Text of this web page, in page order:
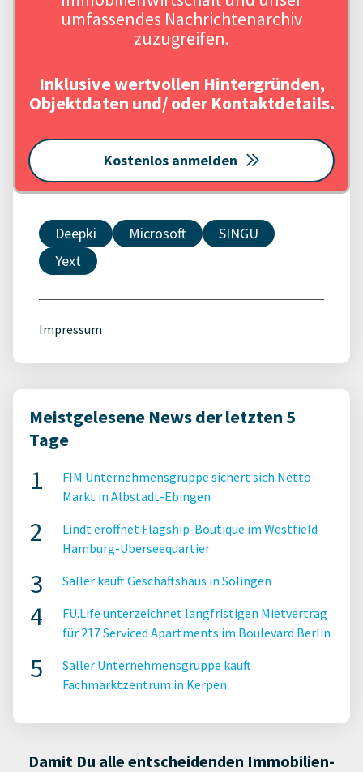
umfassendes Nachrichtenarchiv
zuzugreifen.
Inklusive wertvollen Hintergründen,
Objektdaten und/ oder Kontaktdetails.
Kostenlos anmelden
Deepki Microsoft
SINGU
Yext
Impressum
Meistgelesene News der letzten 5
Tage
FIM Unternehmensgruppe sichert sich Netto-
Markt in Albstadt-Ebingen
Lindt eröffnet Flagship-Boutique im Westfield
Hamburg-Überseequartier
Saller kauft Geschäftshaus in Solingen
FU.Life unterzeichnet langfristigen Mietvertrag
für 217 Serviced Apartments im Boulevard Berlin
Saller Unternehmensgruppe kauft
Fachmarktzentrum in Kerpen
Damit Du alle entscheidenden Immobilien-